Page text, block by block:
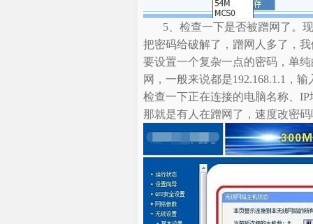
5、检查一下是否被蹭网了。
把密码给破解了，蹭网人多了，
要设置一个复杂一点的密码，单
网，一般来说都是192.168.1.1，
检查一下正在连接的电脑名称、
那就是有人在蹭网了，速度改密码